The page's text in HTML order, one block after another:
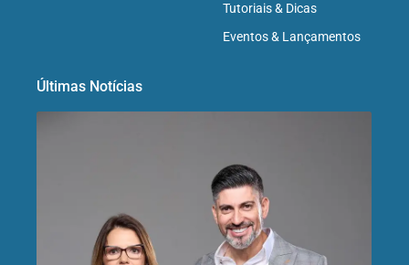
Tutoriais & Dicas
Eventos & Lançamentos
Últimas Notícias